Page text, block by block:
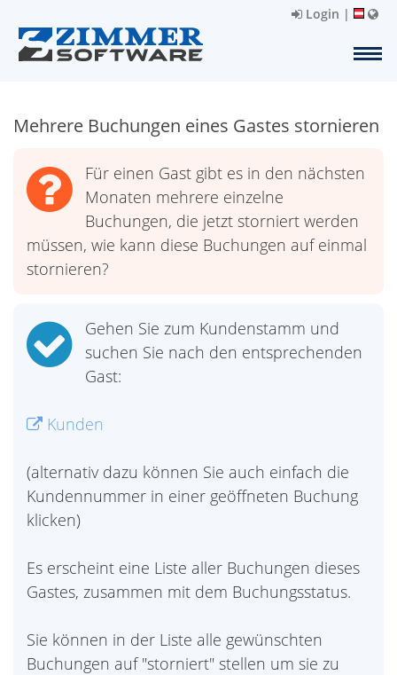
Login |
Mehrere Buchungen eines Gastes stornieren
Für einen Gast gibt es in den nächsten
Monaten mehrere einzelne
Buchungen, die jetzt storniert werden
müssen, wie kann diese Buchungen auf einmal
stornieren?
Gehen Sie zum Kundenstamm und
suchen Sie nach den entsprechenden
Gast:
Kunden
(alternativ dazu können Sie auch einfach die
Kundennummer in einer geöffneten Buchung
klicken)
Es erscheint eine Liste aller Buchungen dieses
Gastes, zusammen mit dem Buchungsstatus.
Sie können in der Liste alle gewünschten
Buchungen auf "storniert" stellen um sie zu